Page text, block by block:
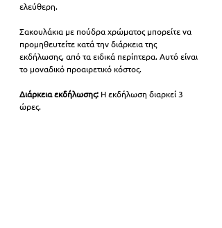
ελεύθερη.
Σακουλάκια με πούδρα χρώματος μπορείτε να
προμηθευτείτε κατά την διάρκεια της
εκδήλωσης, από τα ειδικά περίπτερα. Αυτό είναι
το μοναδικό προαιρετικό κόστος.
Διάρκεια εκδήλωσης: Η εκδήλωση διαρκεί 3
ώρες.